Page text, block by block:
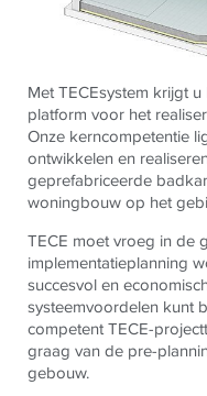
Met TECEsystem krijgt
platform voor het
Onze kerncompetentie
ontwikkelen en
geprefabriceerde
woningbouw op het
TECE moet vroeg in de
implementatieplanning
succesvol en
systeemvoordelen kunt
competent TECE-
graag van de pre-
gebouw.